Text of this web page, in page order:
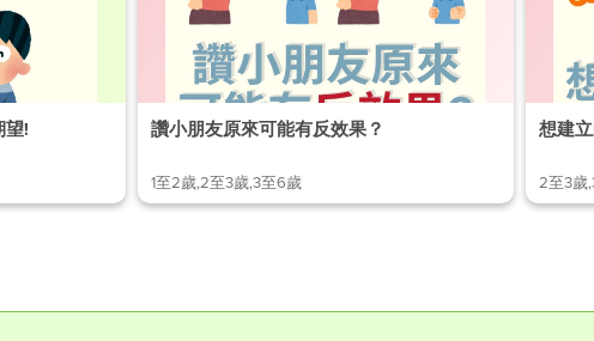
! 讚小朋友原來可能有反效果？
1至2歲,2至3歲,3至6歲
想建
2至3歲